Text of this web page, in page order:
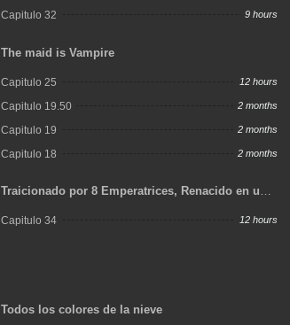
Capitulo 32 9 hours
The maid is Vampire
Capitulo 25 12 hours
Capitulo 19.50 2 months
Capitulo 19 2 months
Capitulo 18 2 months
Traicionado por 8 Emperatrices, Renacido en un
Capitulo 34 12 hours
Todos los colores de la nieve